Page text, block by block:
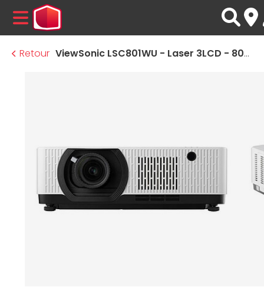
MENU
Retour
ViewSonic LSC801WU - Laser 3LCD - 8000 Lumens